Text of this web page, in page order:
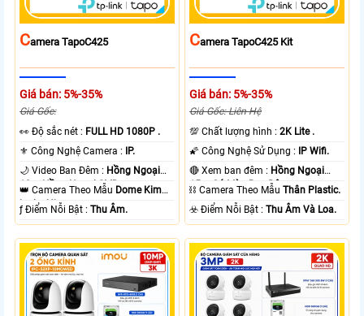
CAmera TapoC425
Giá bán: 5%-35%
Giá Gốc:
️👀 Độ sắc nét : FULL HD 1080P .
⚜️ Công Nghệ Camera : IP.
🌙 Video Ban Đêm : Hồng Ngoại
10m Hồng Ngoại SMD.
👑 Camera Theo Mẫu Dome Kim
loại + Nhựa.
️ƒ Điểm Nỗi Bật :Thu Âm.
CAmera TapoC425 Kit
Giá bán: 5%-35%
Giá Gốc: Liên Hệ
💯 Chất lượng hình :2K Lite .
🌠 Công Nghệ Sử Dụng : IP Wifi.
🔴 Xem ban đêm : Hồng Ngoại
15m Có Màu Ban Ðêm.
⛓ Camera Theo MẫuThân Plastic.
️☣️ Điểm Nỗi Bật :Thu Âm Và Loa.